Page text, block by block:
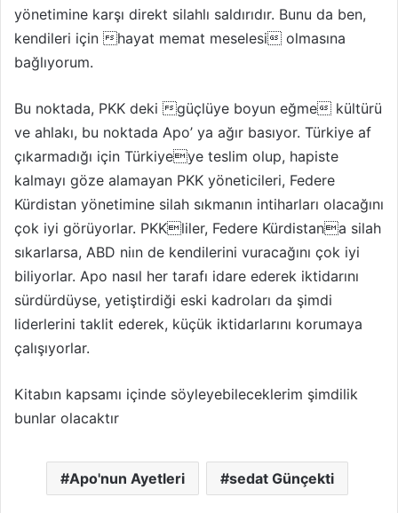
yönetimine karşı direkt silahlı saldırıdır. Bunu da ben,
kendileri için hayat memat meselesi olmasına
bağlıyorum.
Bu noktada, PKK deki güçlüye boyun eğme kültürü
ve ahlakı, bu noktada Apo’ ya ağır basıyor. Türkiye af
çıkarmadığı için Türkiyeye teslim olup, hapiste
kalmayı göze alamayan PKK yöneticileri, Federe
Kürdistan yönetimine silah sıkmanın intiharları olacağını
çok iyi görüyorlar. PKKliler, Federe Kürdistana silah
sıkarlarsa, ABD niın de kendilerini vuracağını çok iyi
biliyorlar. Apo nasıl her tarafı idare ederek iktidarını
sürdürdüyse, yetiştirdiği eski kadroları da şimdi
liderlerini taklit ederek, küçük iktidarlarını korumaya
çalışıyorlar.
Kitabın kapsamı içinde söyleyebileceklerim şimdilik
bunlar olacaktır
Apo'nun Ayetleri sedat Günçekti